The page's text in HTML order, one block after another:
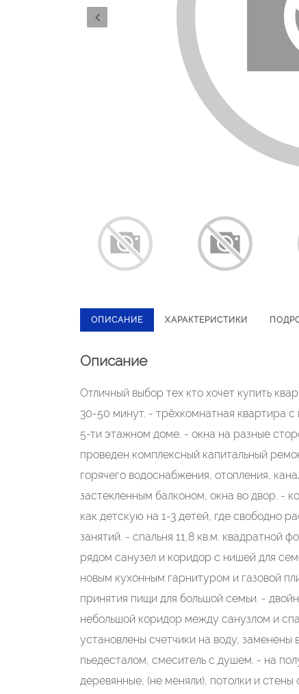
ОПИСАНИЕ ХАРАКТЕРИСТИКИ
Описание
Отличный выбор тех кто хочет купить
30-50 минут. - трёхкомнатная квартира
5-ти этажном доме. - окна на разные
проведен комплексный капитальный
горячего водоснабжения, отопления,
застекленным балконом, окна во двор. -
как детскую на 1-3 детей, где свободно
занятий. - спальня 11,8 кв.м. квадратной
рядом санузел и коридор с нишей для
новым кухонным гарнитуром и газовой
принятия пищи для большой семьи. -
небольшой коридор между санузлом и
установлены счетчики на воду, заменены
пьедесталом, смеситель с душем. - на
деревянные, (не меняли), потолки и